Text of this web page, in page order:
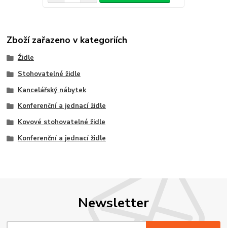
Zboží zařazeno v kategoriích
Židle
Stohovatelné židle
Kancelářský nábytek
Konferenční a jednací židle
Kovové stohovatelné židle
Konferenční a jednací židle
Newsletter